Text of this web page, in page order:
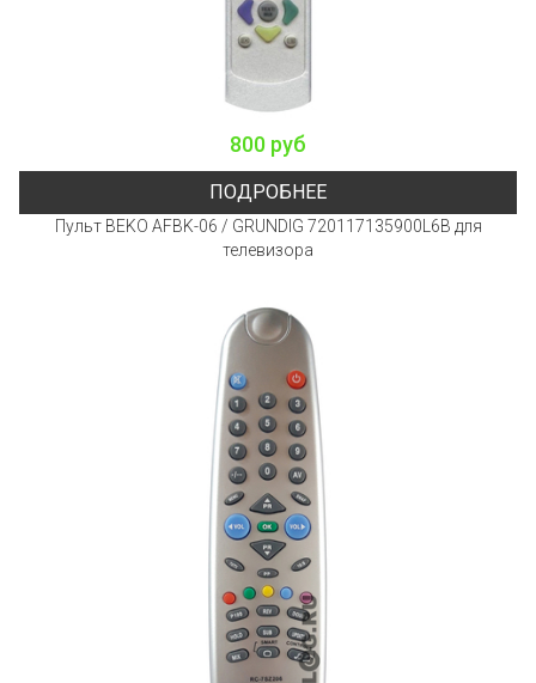
800 руб
ПОДРОБНЕЕ
Пульт BEKO AFBK-06 / GRUNDIG 720117135900L6B для
телевизора